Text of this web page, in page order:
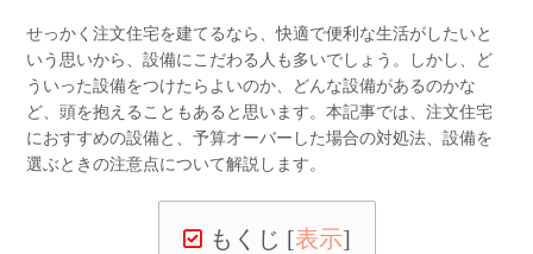
せっかく注文住宅を建てるなら、快適で便利な生活がしたいと
いう思いから、設備にこだわる人も多いでしょう。しかし、ど
ういった設備をつけたらよいのか、どんな設備があるのかな
ど、頭を抱えることもあると思います。本記事では、注文住宅
におすすめの設備と、予算オーバーした場合の対処法、設備を
選ぶときの注意点について解説します。
もくじ [表示]